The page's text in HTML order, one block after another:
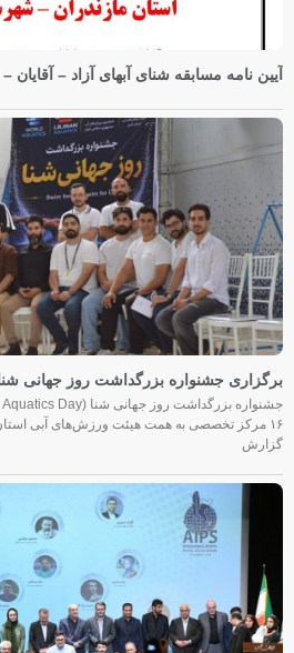
آیین نامه مسابقه شنای آبهای آزاد – آقایان
برگزاری جشنواره بزرگداشت روز جهانی شنا
۱۶ مرکز تخصصی به همت هیئت ورزش‌های آبی استان
گزارش